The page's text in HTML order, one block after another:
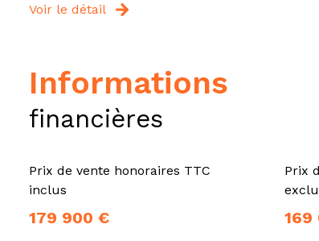
Voir le détail
informations
financières
Prix de vente honoraires TTC
inclus
179 900 €
Prix
169